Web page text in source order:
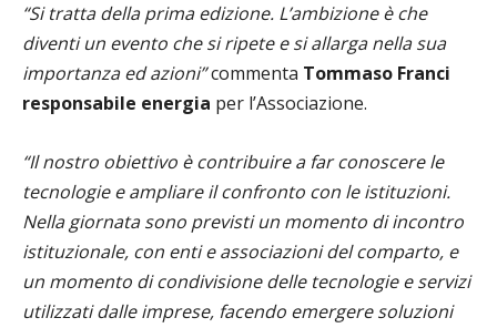
“Si tratta della prima edizione. L’ambizione è che
diventi un evento che si ripete e si allarga nella sua
importanza ed azioni”commenta Tommaso Franci
responsabile energia per l’Associazione.
“Il nostro obiettivo è contribuire a far conoscere le
tecnologie e ampliare il confronto con le istituzioni.
Nella giornata sono previsti un momento di incontro
istituzionale, con enti e associazioni del comparto, e
un momento di condivisione delle tecnologie e servizi
utilizzati dalle imprese, facendo emergere soluzioni